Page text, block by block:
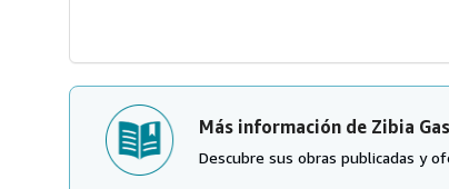
Más información de Zibia
Descubre sus obras publicadas y